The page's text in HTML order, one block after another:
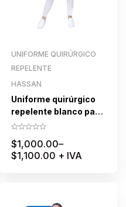
UNIFORME QUIRÚRGICO
REPELENTE
HASSAN
Uniforme quirúrgico
repelente blanco para
dama
$1,000.00–
$1,100.00 + IVA